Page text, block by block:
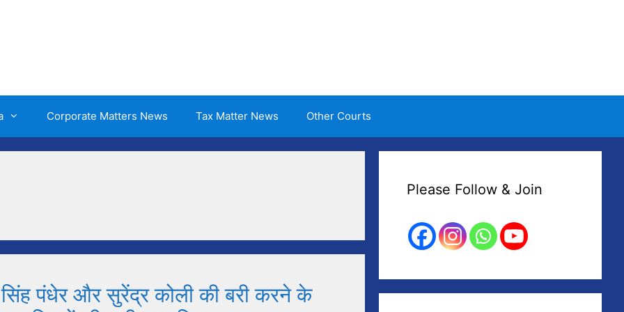
Corporate Matters News Tax Matter News Other Courts
सिंह पंधेर और सुरेंद्र कोली की बरी करने के
Please Follow & Join